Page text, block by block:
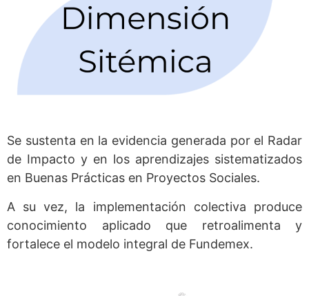
Se sustenta en la evidencia generada por el Radar
de Impacto y en los aprendizajes sistematizados
en Buenas Prácticas en Proyectos Sociales.
A su vez, la implementación colectiva produce
conocimiento aplicado que retroalimenta y
fortalece el modelo integral de Fundemex.